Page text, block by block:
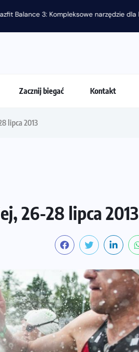
i zawodnika Hyrox?
Zacznij biegać Kontakt
lipca 2013
26-28 lipca 2013